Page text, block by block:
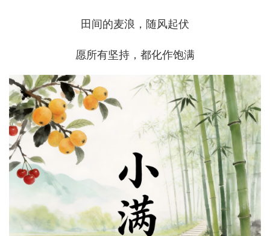
田间的麦浪，随风起伏
愿所有坚持，都化作饱满